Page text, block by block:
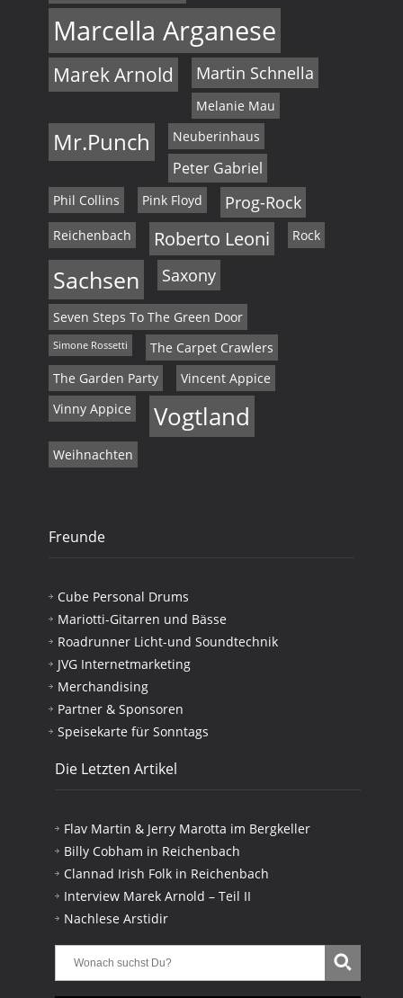
Marcella Arganese
Marek Arnold Martin Schnella
Melanie Mau
Mr.Punch Neuberinhaus
Peter Gabriel
Phil Collins Pink Floyd Prog-Rock
Reichenbach Roberto Leoni Rock
Sachsen Saxony
Seven Steps To The Green Door
Simone Rossetti
The Carpet Crawlers
The Garden Party
Vincent Appice
Vinny Appice
Vogtland
Weihnachten
Freunde
Cube Personal Drums
Mariotti-Gitarren und Bässe
Roadrunner Licht-und Soundtechnik
JVG Internetmarketing
Merchandising
Partner & Sponsoren
Speisekarte für Sonntags
Die Letzten Artikel
Flav Martin & Jerry Marotta im Bergkeller
Billy Cobham in Reichenbach
Clannad Irish Folk in Reichenbach
Interview Marek Arnold – Teil II
Nachlese Arstidir